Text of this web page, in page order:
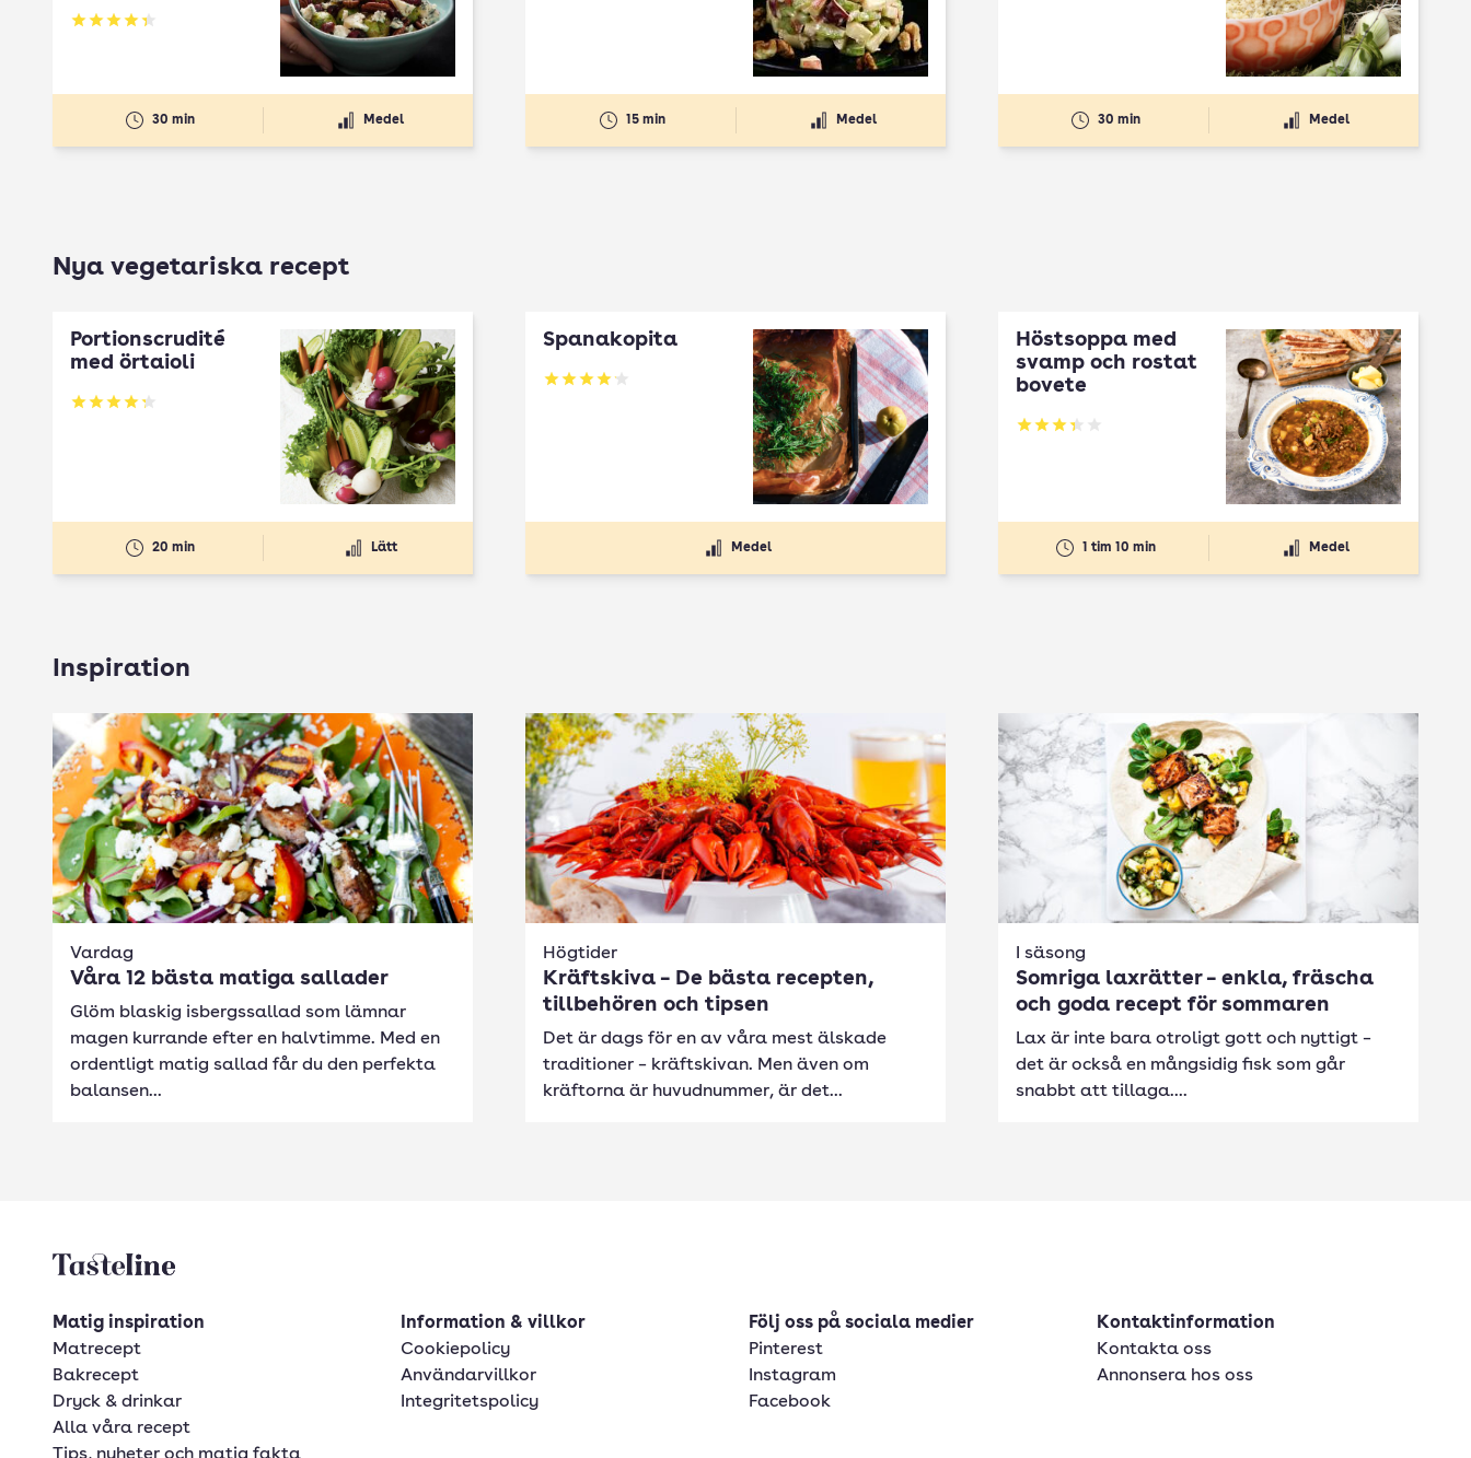
Betyg: 4.35 av 5
30 min Medel 15 min Medel 30 min Medel
Nya vegetariska recept
Portionscrudité
med örtaioli
Betyg: 4.27 av 5
20 min Lätt
Spanakopita
Betyg: 4.1 av 5
Medel
Höstsoppa med
svamp och rostat
bovete
Betyg: 3.33 av 5
1 tim 10 min Medel
Inspiration
Vardag
Våra 12 bästa matiga sallader
Glöm blaskig isbergssallad som lämnar
magen kurrande efter en halvtimme. Med en
ordentligt matig sallad får du den perfekta
balansen...
Högtider
Kräftskiva – De bästa recepten,
tillbehören och tipsen
Det är dags för en av våra mest älskade
traditioner – kräftskivan. Men även om
kräftorna är huvudnummer, är det...
I säsong
Somriga laxrätter – enkla, fräscha
och goda recept för sommaren
Lax är inte bara otroligt gott och nyttigt –
det är också en mångsidig fisk som går
snabbt att tillaga....
Tasteline startsida
Matig inspiration
Matrecept
Bakrecept
Dryck & drinkar
Alla våra recept
Information & villkor
Cookiepolicy
Användarvillkor
Integritetspolicy
Följ oss på sociala medier
Pinterest
Instagram
Facebook
Kontaktinformation
Kontakta oss
Annonsera hos oss